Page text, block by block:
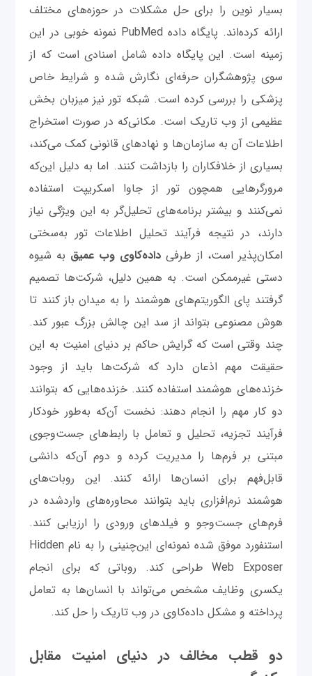
بسیار نوین را برای حل مشکلات در حوزه‌های مختلف
ارائه کرده‌اند. پایگاه داده PubMed نمونه خوبی در این
زمینه است. این پایگاه داده شامل اسنادی است که از
سوی پژوهشگران حرفه‌ای نگارش شده و شرایط خاص
پزشکی را بررسی کرده است. شبکه تور نیز میزبان بخش
عظیمی از وب تاریک است. مکانی‌که در صورت استخراج
اطلاعات آن به سازمان‌ها و نهادهای قانونی کمک می‌کند،
بسیاری از خلافکاران را بازداشت کنند. اما به دلیل این‌که
مرورگرهایی همچون تور از جاوا اسکریپت استفاده
نمی‌کنند و بیشتر برنامه‌های تحلیل‌گر به این ویژگی نیاز
دارند، در نتیجه فرآیند تحلیل اطلاعات تور به‌سختی
امکان‌پذیر است، از طرفی داده‌کاوی وب عمیق به شیوه
دستی غیرممکن است. به همین دلیل، شرکت‌ها تصمیم
گرفتند پای الگوریتم‌های هوشمند را به میدان باز کنند تا
هوش مصنوعی بتواند از سد این چالش بزرگ عبور کند.
چند وقتی است که گرایش حاکم بر دنیای امنیت به این
حقیقت مهم اذعان دارد که شرکت‌ها باید از وجود
خزنده‌های هوشمند استفاده کنند. خزنده‌هایی که بتوانند
دو کار مهم را انجام دهند: نخست آن‌که به‌طور خودکار
فرآیند تجزیه، تحلیل و تعامل با رابط‌های جست‌وجوی
مبتنی بر فرم‌ها را مدیریت کرده و دوم آن‌که دانشی
قابل‌فهم برای انسان‌ها ارائه کنند. این روبات‌های
هوشمند نرم‌افزاری باید بتوانند محاوره‌های واردشده در
فرم‌های جست‌‌وجو و فیلدهای ورودی را ارزیابی کنند.
استنفورد موفق شده نمونه‌ای این‌چنینی را به نام Hidden
Web Exposer طراحی کند. روباتی که برای انجام
یکسری وظایف مشخص می‌تواند با انسان‌ها به تعامل
پرداخته و مشکل داده‌کاوی در وب تاریک را حل کند.
دو قطب مخالف در دنیای امنیت مقابل